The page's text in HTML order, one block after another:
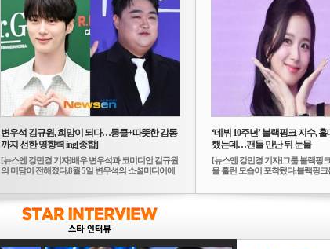
변우석 김규원, 희망이 되다…뭉클+따뜻한 감동
까지 선한 영향력 ing[종합]
[뉴스엔 강민경 기자]배우 변우석과 코미디언 김규원
의 미담이 전해졌다.8월 5일 변우석의 소셜미디어에
‘데뷔 10주년’ 블랙핑크 지수,
했는데…팬들 만난 뒤 눈물
[뉴스엔 강민경 기자]그룹 블랙핑
을 흘린 모습이 포착됐다.블랙핑크